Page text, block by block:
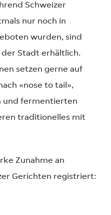
Schweizer
nur noch in
wurden, sind
Stadt erhältlich.
setzen gerne auf
«nose to tail»,
und fermentierten
traditionelles mit
Zunahme an
Gerichten registriert: